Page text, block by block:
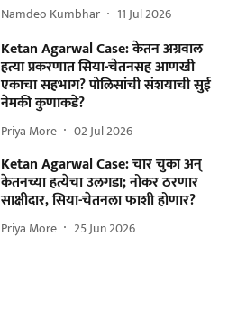
Namdeo Kumbhar 11 Jul 2026
Ketan Agarwal Case: केतन अग्रवाल
हत्या प्रकरणात सिया-चेतनसह आणखी
एकाचा सहभाग? पोलिसांची संशयाची सुई
नेमकी कुणाकडे?
Priya More 02 Jul 2026
Ketan Agarwal Case: चार चुका अन्
केतनच्या हत्येचा उलगडा; नोकर ठरणार
साक्षीदार, सिया-चेतनला फाशी होणार?
Priya More 25 Jun 2026